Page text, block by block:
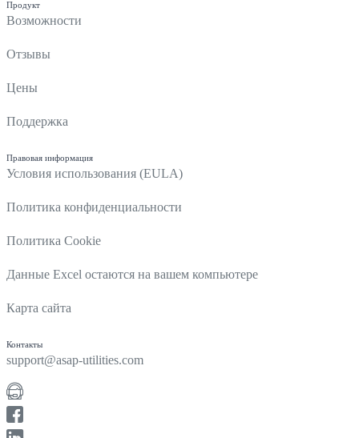
Продукт
Возможности
Отзывы
Цены
Поддержка
Правовая информация
Условия использования (EULA)
Политика конфиденциальности
Политика Cookie
Данные Excel остаются на вашем компьютере
Карта сайта
Контакты
support@asap-utilities.com